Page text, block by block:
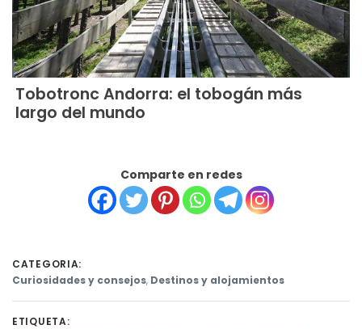
Tobotronc Andorra: el tobogán más
largo del mundo
Comparte en redes
CATEGORIA:
Curiosidades y consejos, Destinos y alojamientos
ETIQUETA: